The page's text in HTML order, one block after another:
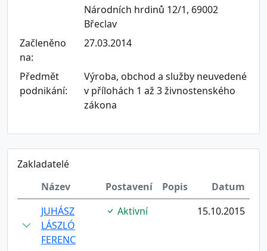
Národních hrdinů 12/1, 69002
Břeclav
Začleněno
na:
27.03.2014
Předmět
podnikání:
Výroba, obchod a služby neuvedené
v přílohách 1 až 3 živnostenského
zákona
Zakladatelé
Název
Postavení Popis
Datum
JUHÁSZ
LÁSZLÓ
FERENC
Aktivní 15.10.2015